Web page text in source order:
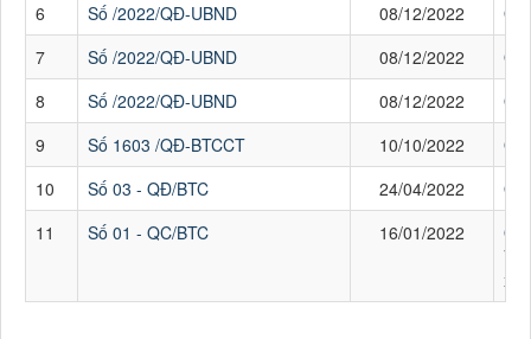
6
Số /2022/QĐ-UBND 08/12/2022
7
Số /2022/QĐ-UBND 08/12/2022
8
Số /2022/QĐ-UBND 08/12/2022
9
Số 1603 /QĐ-BTCCT 10/10/2022
QĐ
10
Số 03 - QĐ/BTC 24/04/2022
QĐ
11
Số 01 - QC/BTC 16/01/2022
V/